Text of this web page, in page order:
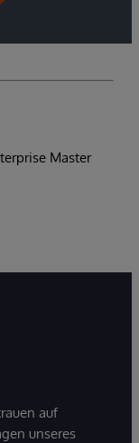
Master
auf
unseres